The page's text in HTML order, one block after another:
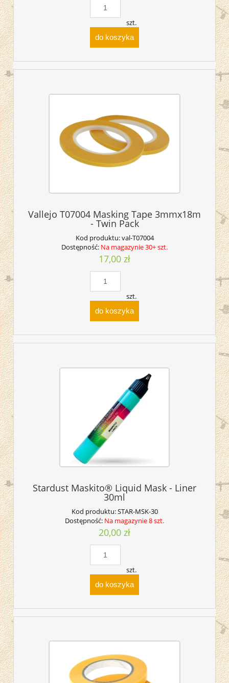
szt.
do koszyka
Vallejo T07004 Masking Tape 3mmx18m
- Twin Pack
Kod produktu:val-T07004
Dostępność: Na magazynie 30+ szt.
17,00 zł
szt.
do koszyka
Stardust Maskito® Liquid Mask - Liner
30ml
Kod produktu:STAR-MSK-30
Dostępność: Na magazynie 8 szt.
20,00 zł
szt.
do koszyka